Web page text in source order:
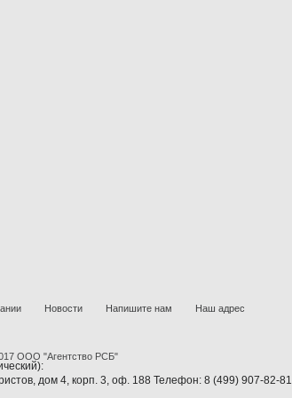
Новости Напишите нам Наш адрес
дом 4, корп. 3, оф. 188 Телефон: 8 (499) 907-82-81
ООО "Агентство РСБ"